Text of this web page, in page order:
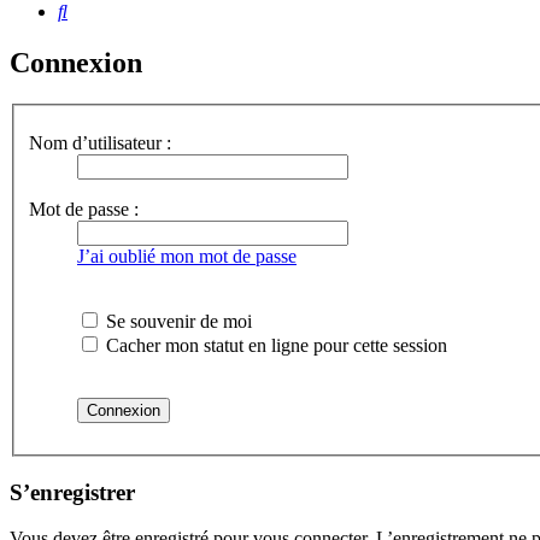
Rechercher
Connexion
Nom d’utilisateur :
Mot de passe :
J’ai oublié mon mot de passe
Se souvenir de moi
Cacher mon statut en ligne pour cette session
S’enregistrer